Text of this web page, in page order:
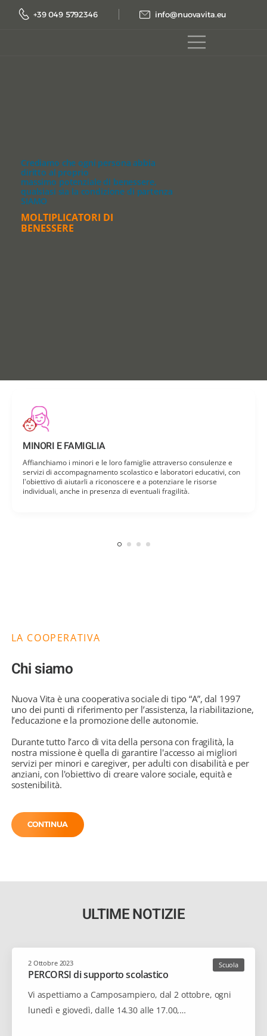
+39 049 5792346 info@nuovavita.eu
Crediamo che ogni persona abbia
diritto al proprio
massimo potenziale di benessere,
qualsiasi sia la condizione di partenza
SIAMO
MOLTIPLICATORI DI
BENESSERE
MINORI E FAMIGLIA
Affianchiamo i minori e le loro famiglie attraverso consulenze e
servizi di accompagnamento scolastico e laboratori educativi, con
l'obiettivo di aiutarli a riconoscere e a potenziare le risorse
individuali, anche in presenza di eventuali fragilità.
LA COOPERATIVA
Chi siamo
Nuova Vita è una cooperativa sociale di tipo “A”, dal 1997
uno dei punti di riferimento per l’assistenza, la riabilitazione,
l’educazione e la promozione delle autonomie.
Durante tutto l’arco di vita della persona con fragilità, la
nostra missione è quella di garantire l'accesso ai migliori
servizi per minori e caregiver, per adulti con disabilità e per
anziani, con l'obiettivo di creare valore sociale, equità e
sostenibilità.
CONTINUA
ULTIME NOTIZIE
2 Ottobre 2023 Scuola
PERCORSI di supporto scolastico
Vi aspettiamo a Camposampiero, dal 2 ottobre, ogni
lunedì e giovedì, dalle 14.30 alle 17.00,…